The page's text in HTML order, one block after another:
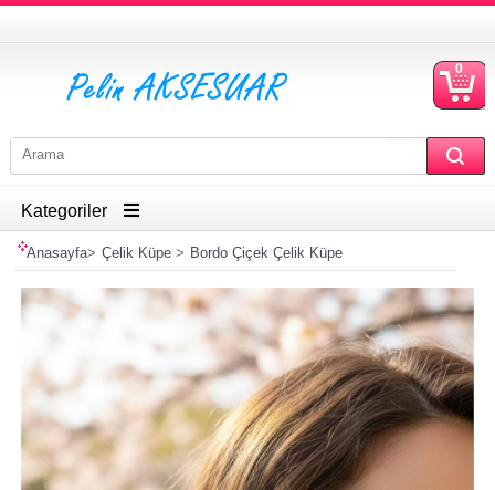
0
Kategoriler
Anasayfa> Çelik Küpe> Bordo Çiçek Çelik Küpe